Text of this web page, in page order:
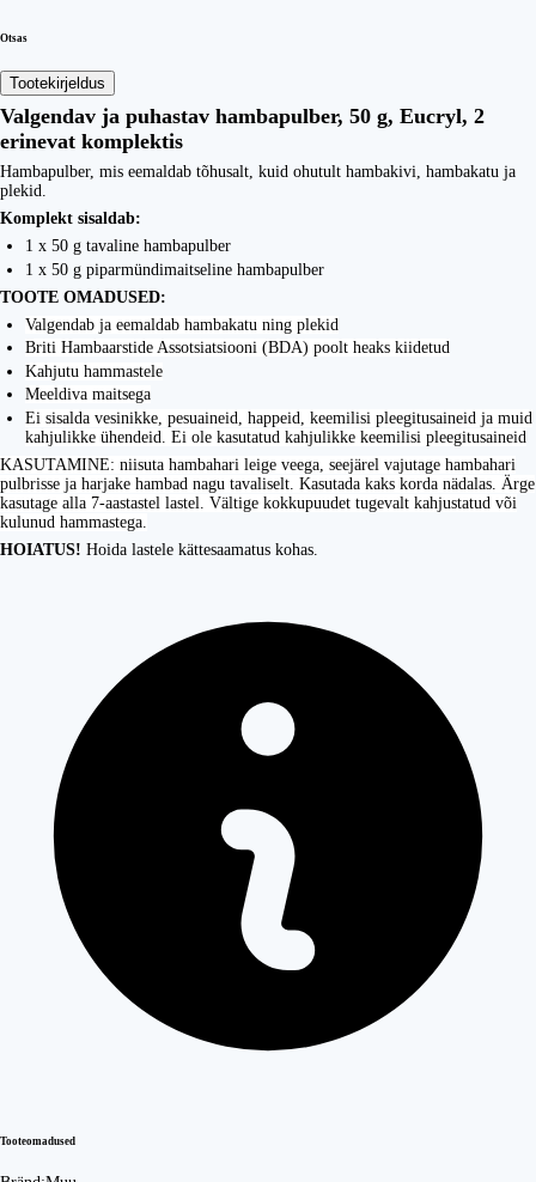
Otsas
Tootekirjeldus
Valgendav ja puhastav hambapulber, 50 g, Eucryl, 2
erinevat komplektis
Hambapulber, mis eemaldab tõhusalt, kuid ohutult hambakivi, hambakatu ja
plekid.
Komplekt sisaldab:
1 x 50 g tavaline hambapulber
1 x 50 g piparmündimaitseline hambapulber
TOOTE OMADUSED:
Valgendab ja eemaldab hambakatu ning plekid
Briti Hambaarstide Assotsiatsiooni (BDA) poolt heaks kiidetud
Kahjutu hammastele
Meeldiva maitsega
Ei sisalda vesinikke, pesuaineid, happeid, keemilisi pleegitusaineid ja muid
kahjulikke ühendeid. Ei ole kasutatud kahjulikke keemilisi pleegitusaineid
KASUTAMINE: niisuta hambahari leige veega, seejärel vajutage hambahari
pulbrisse ja harjake hambad nagu tavaliselt. Kasutada kaks korda nädalas. Ärge
kasutage alla 7-aastastel lastel. Vältige kokkupuudet tugevalt kahjustatud või
kulunud hammastega.
HOIATUS! Hoida lastele kättesaamatus kohas.
Tooteomadused